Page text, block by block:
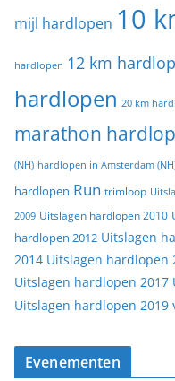
mijl hardlopen 10
hardlopen 12 km
hardlopen 20 km
marathon
(NH) hardlopen in Amsterdam
hardlopen Run trimloop
2009 Uitslagen hardlopen 2010
hardlopen 2012 Uitslagen
2014 Uitslagen hardlopen
Uitslagen hardlopen 2017
Uitslagen hardlopen 2019
Evenementen